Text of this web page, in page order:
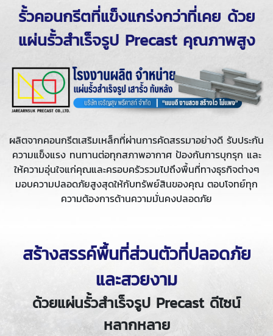
รั้วคอนกรีตที่แข็งแกร่งกว่าที่เคย ด้วย
แผ่นรั้วสำเร็จรูป Precast คุณภาพสูง
ผลิตจากคอนกรีตเสริมเหล็กที่ผ่านการคัดสรรมาอย่างดี รับประกัน
ความแข็งแรง ทนทานต่อทุกสภาพอากาศ ป้องกันการบุกรุก และ
ให้ความอุ่นใจแก่คุณและครอบครัวรวมไปถึงพื้นที่ทางธุรกิจต่างๆ
มอบความปลอดภัยสูงสุดให้กับทรัพย์สินของคุณ ตอบโจทย์ทุก
ความต้องการด้านความมั่นคงปลอดภัย
สร้างสรรค์พื้นที่ส่วนตัวที่ปลอดภัย
และสวยงาม
ด้วยแผ่นรั้วสำเร็จรูป Precast ดีไซน์
หลากหลาย